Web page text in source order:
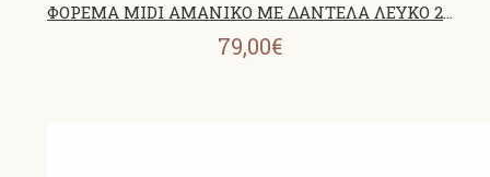
ΦΟΡΕΜΑ MIDI ΑΜΑΝΙΚΟ ΜΕ ΔΑΝΤΕΛΑ ΛΕΥΚΟ 26700
79,00€